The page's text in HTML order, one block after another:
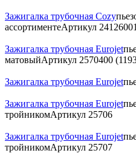
Зажигалка трубочная Cozy
ассортиментеАртикул
Зажигалка трубочная Eurojet
матовыйАртикул 2570400
Зажигалка трубочная Eurojet
Зажигалка трубочная Eurojet
тройникомАртикул 25706
Зажигалка трубочная Eurojet
тройникомАртикул 25707